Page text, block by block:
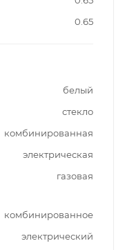
0.65
белый
стекло
комбинированная
электрическая
газовая
комбинированное
электрический